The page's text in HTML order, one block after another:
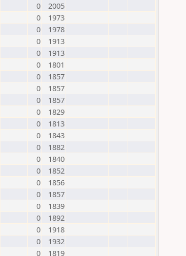
0
2005
0
1973
0
1978
0
1913
0
1913
0
1801
0
1857
0
1857
0
1857
0
1829
0
1813
0
1843
0
1882
0
1840
0
1852
0
1856
0
1857
0
1839
0
1892
0
1918
0
1932
0
1819